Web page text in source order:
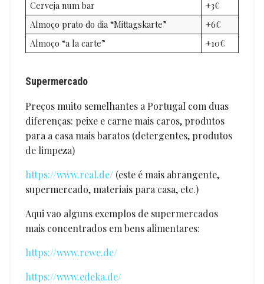
Cerveja num bar
+3€
Almoço prato do dia “Mittagskarte”
+6€
Almoço “a la carte”
+10€
Supermercado
Preços muito semelhantes a Portugal com duas
diferenças: peixe e carne mais caros, produtos
para a casa mais baratos (detergentes, produtos
de limpeza)
https://www.real.de/(este é mais abrangente,
supermercado, materiais para casa, etc.)
Aqui vao alguns exemplos de supermercados
mais concentrados em bens alimentares:
https://www.rewe.de/
https://www.edeka.de/